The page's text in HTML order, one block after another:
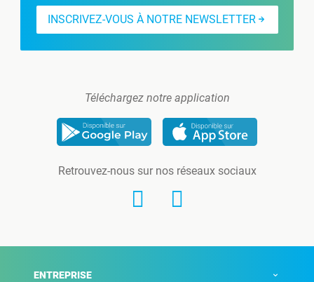
INSCRIVEZ-VOUS À NOTRE NEWSLETTER
Téléchargez notre application
Retrouvez-nous sur nos réseaux sociaux
ENTREPRISE